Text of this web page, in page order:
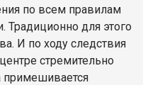
по всем правилам
Традиционно для этого
И по ходу следствия
стремительно
примешивается